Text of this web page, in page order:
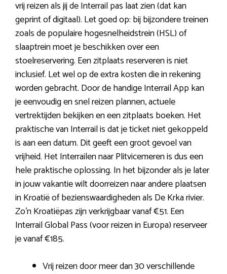
vrij reizen als jij de Interrail pas laat zien (dat kan
geprint of digitaal). Let goed op: bij bijzondere treinen
zoals de populaire hogesnelheidstrein (HSL) of
slaaptrein moet je beschikken over een
stoelreservering. Een zitplaats reserveren is niet
inclusief. Let wel op de extra kosten die in rekening
worden gebracht. Door de handige Interrail App kan
je eenvoudig en snel reizen plannen, actuele
vertrektijden bekijken en een zitplaats boeken. Het
praktische van Interrail is dat je ticket niet gekoppeld
is aan een datum. Dit geeft een groot gevoel van
vrijheid. Het Interrailen naar Plitvicemeren is dus een
hele praktische oplossing. In het bijzonder als je later
in jouw vakantie wilt doorreizen naar andere plaatsen
in Kroatië of bezienswaardigheden als De Krka rivier.
Zo’n Kroatiëpas zijn verkrijgbaar vanaf €51. Een
Interrail Global Pass (voor reizen in Europa) reserveer
je vanaf €185.
Vrij reizen door meer dan 30 verschillende